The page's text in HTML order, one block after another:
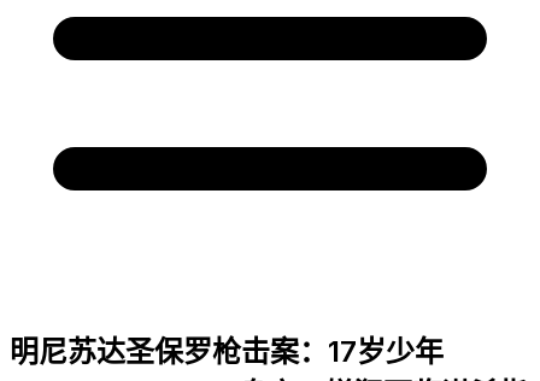
明尼苏达圣保罗枪击案：17岁少年